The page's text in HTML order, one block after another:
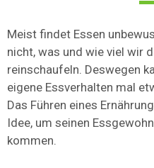
Meist findet Essen
nicht, was und wie viel wir
reinschaufeln. Deswegen
eigene Essverhalten mal
Das Führen eines
Idee, um seinen
kommen.